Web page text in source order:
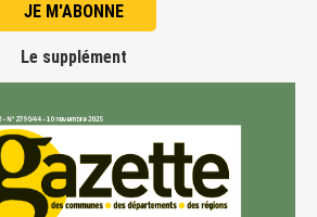
JE M'ABONNE
Le supplément